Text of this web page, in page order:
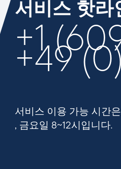
서비스 핫라
+1
+49
서비스 이용 가능 시간
, 금요일 8~12시입니다.